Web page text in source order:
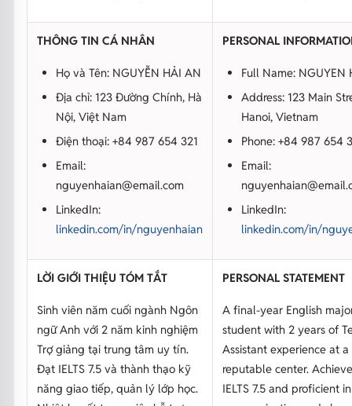
THÔNG TIN CÁ NHÂN
Họ và Tên: NGUYỄN HẢI AN
Địa chỉ: 123 Đường Chính, Hà
Nội, Việt Nam
Điện thoại: +84 987 654 321
Email:
nguyenhaian@email.com
LinkedIn:
linkedin.com/in/nguyenhaian
PERSONAL
Full Name: NGUYEN
Address: 123 Main
Hanoi, Vietnam
Phone: +84 987 654
Email:
LinkedIn:
linkedin.com/in/
LỜI GIỚI THIỆU TÓM TẮT
Sinh viên năm cuối ngành Ngôn
ngữ Anh với 2 năm kinh nghiệm
Trợ giảng tại trung tâm uy tín.
Đạt IELTS 7.5 và thành thạo kỹ
năng giao tiếp, quản lý lớp học.
PERSONAL STATEMENT
A final-year English
student with 2 years of
Assistant experience at a
reputable center.
IELTS 7.5 and proficient in